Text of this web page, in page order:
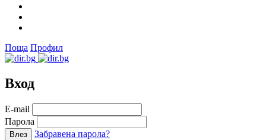
Поща Профил
Вход
Е-mail
Парола
Забравена парола?